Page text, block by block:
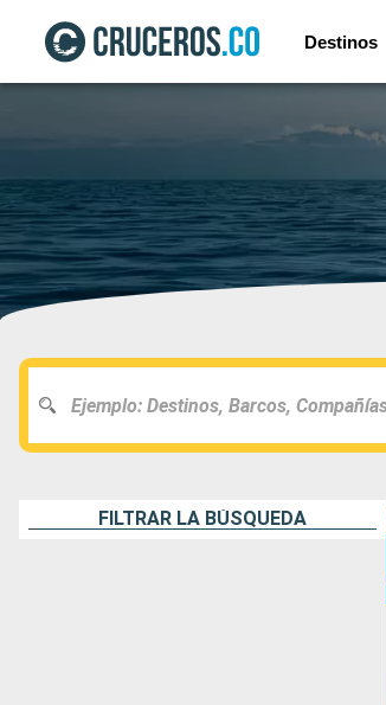
Destinos
FILTRAR LA BÚSQUEDA